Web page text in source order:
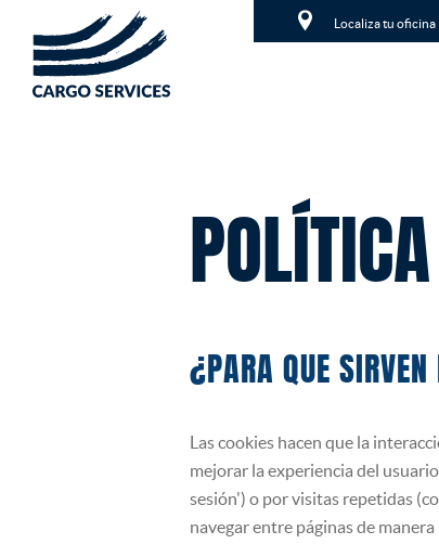
/ EN
SERVICIOS
TERRESTRE
DESPACHO DE ADUANAS
PÍDENOS PRESUPUESTO
Localiza tu oficina
¿PARA QUE
Las cookies hacen que la
mejorar la experiencia del
sesión') o por visitas repetidas
navegar entre páginas de